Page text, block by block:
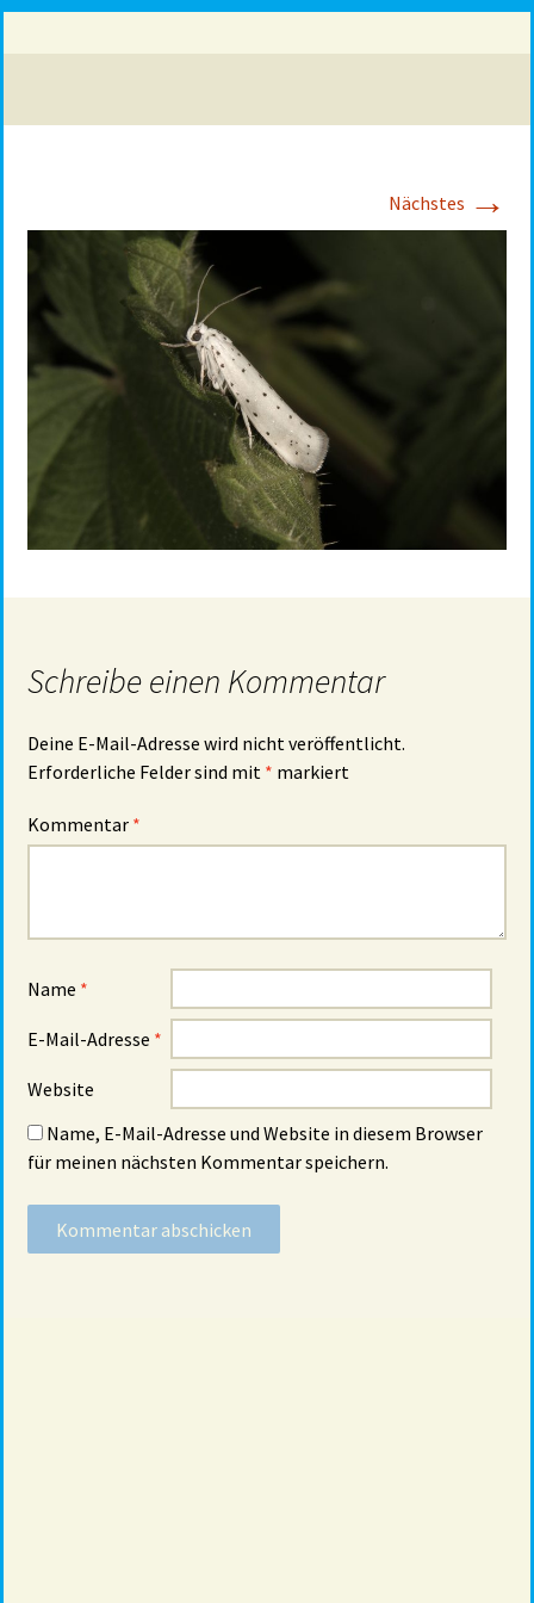
Nächstes →
Schreibe einen Kommentar
Deine E-Mail-Adresse wird nicht veröffentlicht.
Erforderliche Felder sind mit * markiert
Kommentar *
Name *
E-Mail-Adresse *
Website
Name, E-Mail-Adresse und Website in diesem Browser
für meinen nächsten Kommentar speichern.